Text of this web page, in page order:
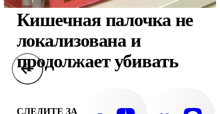
Кишечная палочка не
локализована и
продолжает убивать
СЛЕДИТЕ ЗА